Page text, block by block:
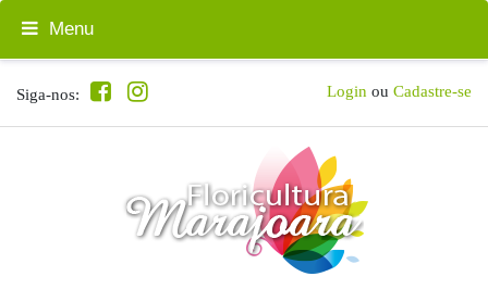
Siga-nos: Login ou Cadastre-se
Menu